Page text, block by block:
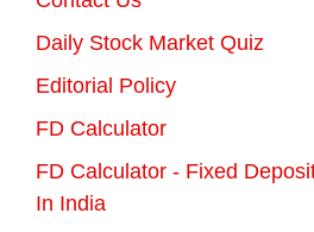
Daily Stock Market Quiz
Editorial Policy
FD Calculator
FD Calculator - Fixed
In India